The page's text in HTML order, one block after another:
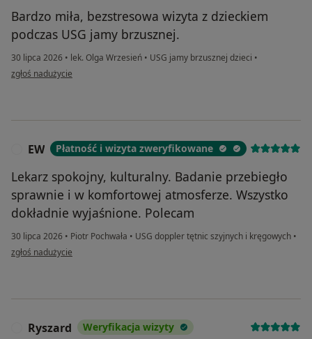
Bardzo miła, bezstresowa wizyta z dzieckiem
podczas USG jamy brzusznej.
30 lipca 2026 • lek. Olga Wrzesień • USG jamy brzusznej dzieci •
w opinii użytkownika Wioletta K
zgłoś nadużycie
EW Płatność i wizyta zweryfikowane
Lekarz spokojny, kulturalny. Badanie przebiegło
sprawnie i w komfortowej atmosferze. Wszystko
dokładnie wyjaśnione. Polecam
30 lipca 2026 • Piotr Pochwała • USG doppler tętnic szyjnych i kręgowych •
w opinii użytkownika EW
zgłoś nadużycie
Ryszard Weryfikacja wizyty